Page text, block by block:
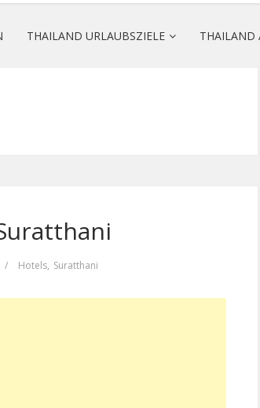
THAILAND URLAUBSZIELE THAILAND
/ Hotels, Suratthani